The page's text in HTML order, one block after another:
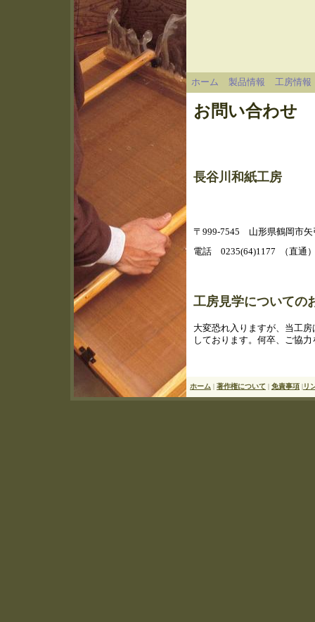
ホーム 製品情報 工房情報
お問い合わせ
長谷川和紙工房
〒999-7545 山形県鶴岡市矢
電話 0235(64)1177 （直
工房見学についての
大変恐れ入りますが、当工
しております。何卒、ご協
ホーム 著作権について 免責事項 リ